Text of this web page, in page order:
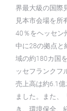
界最大級の国際
見本市会場を所
40％をヘッセン
中に28の拠点と
域の約180カ国
ッセフランクフ
売上高は約6.1
ました。また、
き、環境保全、